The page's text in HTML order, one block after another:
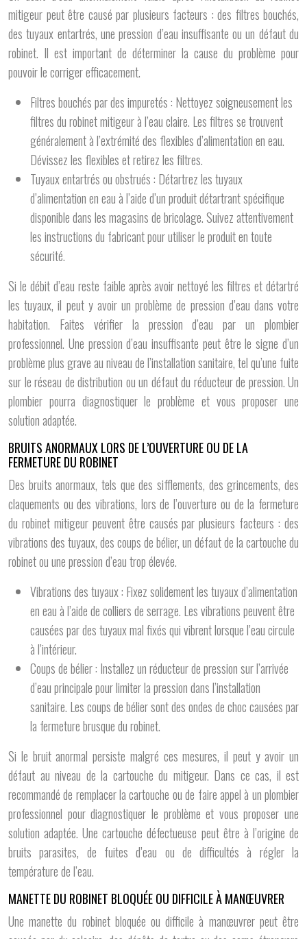
mitigeur peut être causé par plusieurs facteurs : des filtres bouchés,
des tuyaux entartrés, une pression d’eau insuffisante ou un défaut du
robinet. Il est important de déterminer la cause du problème pour
pouvoir le corriger efficacement.
Filtres bouchés par des impuretés : Nettoyez soigneusement les
filtres du robinet mitigeur à l’eau claire. Les filtres se trouvent
généralement à l’extrémité des flexibles d’alimentation en eau.
Dévissez les flexibles et retirez les filtres.
Tuyaux entartrés ou obstrués : Détartrez les tuyaux
d’alimentation en eau à l’aide d’un produit détartrant spécifique
disponible dans les magasins de bricolage. Suivez attentivement
les instructions du fabricant pour utiliser le produit en toute
sécurité.
Si le débit d’eau reste faible après avoir nettoyé les filtres et détartré
les tuyaux, il peut y avoir un problème de pression d’eau dans votre
habitation. Faites vérifier la pression d’eau par un plombier
professionnel. Une pression d’eau insuffisante peut être le signe d’un
problème plus grave au niveau de l’installation sanitaire, tel qu’une fuite
sur le réseau de distribution ou un défaut du réducteur de pression. Un
plombier pourra diagnostiquer le problème et vous proposer une
solution adaptée.
BRUITS ANORMAUX LORS DE L’OUVERTURE OU DE LA
FERMETURE DU ROBINET
Des bruits anormaux, tels que des sifflements, des grincements, des
claquements ou des vibrations, lors de l’ouverture ou de la fermeture
du robinet mitigeur peuvent être causés par plusieurs facteurs : des
vibrations des tuyaux, des coups de bélier, un défaut de la cartouche du
robinet ou une pression d’eau trop élevée.
Vibrations des tuyaux : Fixez solidement les tuyaux d’alimentation
en eau à l’aide de colliers de serrage. Les vibrations peuvent être
causées par des tuyaux mal fixés qui vibrent lorsque l’eau circule
à l’intérieur.
Coups de bélier : Installez un réducteur de pression sur l’arrivée
d’eau principale pour limiter la pression dans l’installation
sanitaire. Les coups de bélier sont des ondes de choc causées par
la fermeture brusque du robinet.
Si le bruit anormal persiste malgré ces mesures, il peut y avoir un
défaut au niveau de la cartouche du mitigeur. Dans ce cas, il est
recommandé de remplacer la cartouche ou de faire appel à un plombier
professionnel pour diagnostiquer le problème et vous proposer une
solution adaptée. Une cartouche défectueuse peut être à l’origine de
bruits parasites, de fuites d’eau ou de difficultés à régler la
température de l’eau.
MANETTE DU ROBINET BLOQUÉE OU DIFFICILE À MANŒUVRER
Une manette du robinet bloquée ou difficile à manœuvrer peut être